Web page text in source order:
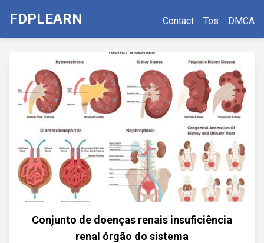
FDPLEARN Contact Tos DMCA
Conjunto de doenças renais insuficiência
renal órgão do sistema